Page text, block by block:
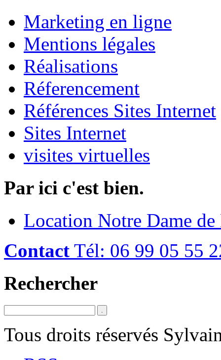
Marketing en ligne
Mentions légales
Réalisations
Réferencement
Références Sites Internet
Sites Internet
visites virtuelles
Par ici c'est bien.
Location Notre Dame
Contact Tél: 06 99 05 55
Rechercher
Tous droits réservés